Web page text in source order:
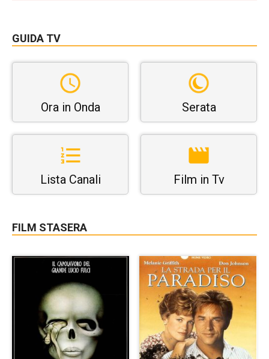
GUIDA TV
Ora in Onda Serata
Lista Canali Film in Tv
FILM STASERA